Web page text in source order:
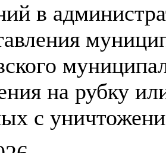
в
на рубку
с